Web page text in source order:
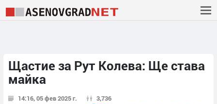
Щастие за Рут Колева: Ще става
майка
14:16, 05 фев 2025 г. 3,736